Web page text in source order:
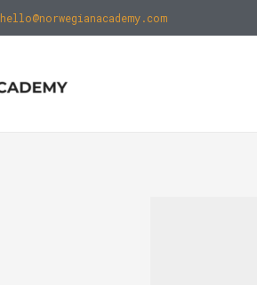
hello@norwegianacademy.com